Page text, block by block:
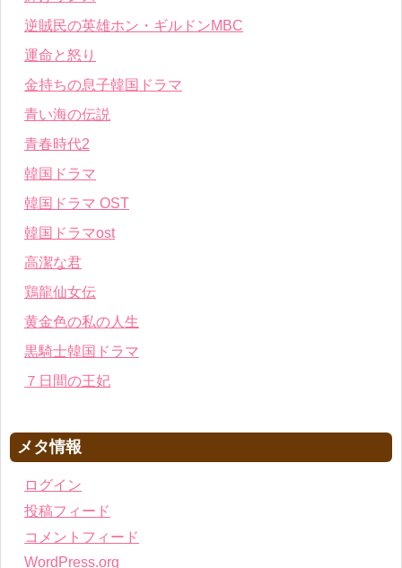
逆賊民の英雄ホン・ギルドンMBC
運命と怒り
金持ちの息子韓国ドラマ
青い海の伝説
青春時代2
韓国ドラマ
韓国ドラマ OST
韓国ドラマost
高潔な君
鶏龍仙女伝
黄金色の私の人生
黒騎士韓国ドラマ
７日間の王妃
メタ情報
ログイン
投稿フィード
コメントフィード
WordPress.org